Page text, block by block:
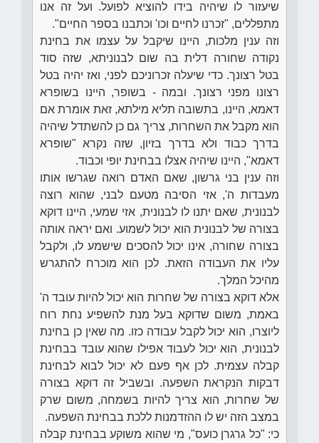
שיעזור לו שיהיה בידו להוציא לפועל. ועל זה אנו
מתפללים, "זכרנו לחיים וכו' וכתבנו בספר החיים".
וזה ענין מלכות, היינו שיקבל על עצמו את בחינת
נקודה שחורה דלית בה שום לבנוניתא, שזה סוד
בטל רצונך. כדי שיעלה זכרוניכם לפני, ואז יהיה בטל
רצונו מפני רצונך. ובמה - בשופר, היינו בשופרא
דאמא, היינו, בתשובה תליא מילתא, זאת אומרת אם
הוא מקבל את השחרות, צריך גם כן להשתדל שיהיה
בדרך כבוד ולא בדרך בזיון, שזה נקרא "שופרא
דאמא", היינו שיהיה אצלו בבחינת יופי וכבוד.
וזה ענין בני גרשון, שאם האדם רואה שגרשו אותו
מעבדות ה', אזי הסיבה מטעם לבני, שהוא רוצה
לבנונית, שאם יתנו לו לבנונית, אזי שמעי, היינו דוקא
בצורה של לבנונית הוא יכול לשמוע. ואם יראה אותה
בצורה שחורה, אינו יכול להסכים שישמע לו, ולקבל
עליו את העבודה הזאת. לכן הוא מוכרח להתגרש
מהיכל המלך.
אלא דוקא בצורה של שחרות הוא יכול להיות עובד ה'
באמת, משום שדוקא בעל מנת להשפיע נחת רוח
ליוצרו, הוא יכול לקבל עבודה כזו. מה שאין כן בחינת
לבנונית, הוא יכול לעבוד אפילו שהוא עובד בבחינת
קבלה עצמית. לכן אף פעם לא יכול לבוא לבחינת
דבקות הנקראת השפעה. ובשביל זה דוקא בצורה
של שחרות, הוא צריך להיות בשמחה, משום שרק
במצב הזה יש לו ההזדמנות ללכת בבחינת השפעה.
כי: "כל גרגרן כועס", מי שהוא משוקע בבחינת קבלה